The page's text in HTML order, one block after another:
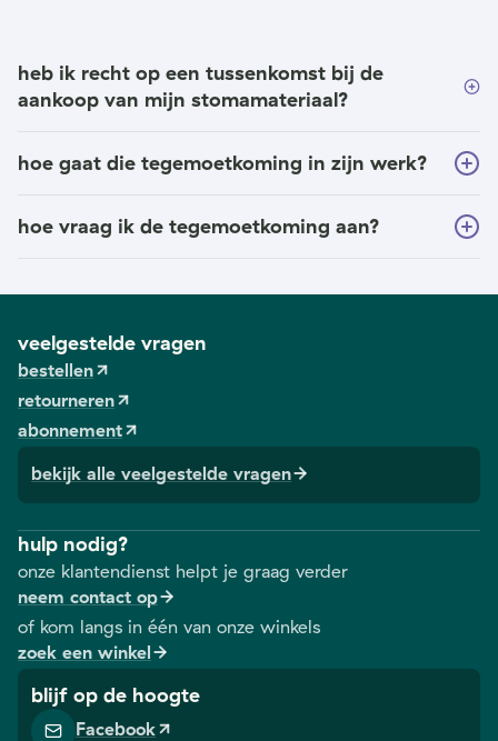
heb ik recht op een tussenkomst bij de
aankoop van mijn stomamateriaal?
hoe gaat die tegemoetkoming in zijn werk?
hoe vraag ik de tegemoetkoming aan?
veelgestelde vragen
bestellen
retourneren
abonnement
bekijk alle veelgestelde vragen
hulp nodig?
onze klantendienst helpt je graag verder
neem contact op
of kom langs in één van onze winkels
zoek een winkel
blijf op de hoogte
Facebook